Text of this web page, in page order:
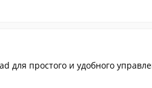
для простого и удобного